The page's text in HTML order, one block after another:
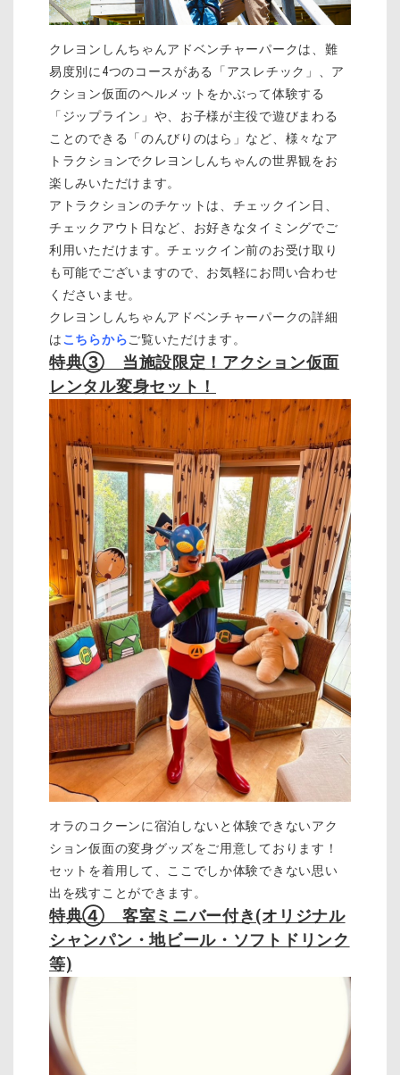
クレヨンしんちゃんアドベンチャーパークは、難
易度別に4つのコースがある「アスレチック」、ア
クション仮面のヘルメットをかぶって体験する
「ジップライン」や、お子様が主役で遊びまわる
ことのできる「のんびりのはら」など、様々なア
トラクションでクレヨンしんちゃんの世界観をお
楽しみいただけます。
アトラクションのチケットは、チェックイン日、
チェックアウト日など、お好きなタイミングでご
利用いただけます。チェックイン前のお受け取り
も可能でございますので、お気軽にお問い合わせ
くださいませ。
クレヨンしんちゃんアドベンチャーパークの詳細
はこちらからご覧いただけます。
特典③ 当施設限定！アクション仮面
レンタル変身セット！
オラのコクーンに宿泊しないと体験できないアク
ション仮面の変身グッズをご用意しております！
セットを着用して、ここでしか体験できない思い
出を残すことができます。
特典④ 客室ミニバー付き(オリジナル
シャンパン・地ビール・ソフトドリンク
等)